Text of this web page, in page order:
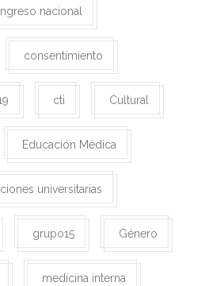
nacional
consentimiento
cti Cultural
Educación Médica
universitarias
grupo15 Género
medicina interna